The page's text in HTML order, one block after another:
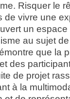
Risquer le
de vivre une
un
au sujet
que la
des
de projet
à la